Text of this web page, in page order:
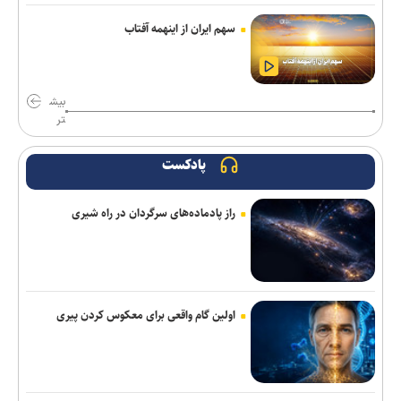
مقام یمنی: عربستان از قدرت نظامی صنعا وحشت دارد
استارت دوباره همه ملی‌پوشان جهانی و بازی‌های آسیایی در کمپ
تیم‌های ملی؛ تذکر وزنی به نایب‌قهرمان جهان
ناکامی نماینده ایران در مسابقات ورزش های خیابانی
سناتور آمریکایی: جنگ غیرقانونی ترامپ علیه ایران باید فوراً متوقف
سقوط آراء مرتبط با حزب نتانیاهو در آستانه انتخابات کنست
مخبر: قلمِ خبرنگارِ ایرانی از سلاح دشمن کاراتر است
ادعای حکومت جولانی درباره خنثی‌سازی عملیات داعش در دمشق
یورش صهیونیست‌ها به چند منطقه در کرانه باختری
زمان آن فرا رسیده که به خود متکی باشیم و برادری واقعی را در پیش
گیریم
سهم ایران از اینهمه آفتاب
بیش
تر
پادکست
راز پادماده‌های سرگردان در راه شیری
اولین گام واقعی برای معکوس کردن پیری